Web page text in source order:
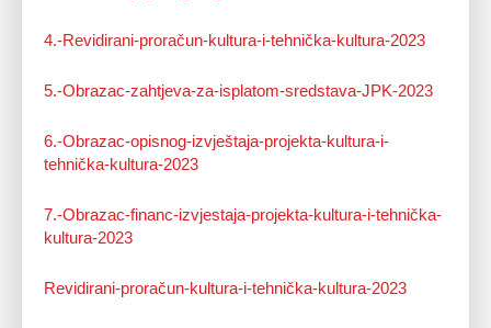
4.-Revidirani-proračun-kultura-i-tehnička-kultura-2023
5.-Obrazac-zahtjeva-za-isplatom-sredstava-JPK-2023
6.-Obrazac-opisnog-izvještaja-projekta-kultura-i-
tehnička-kultura-2023
7.-Obrazac-financ-izvjestaja-projekta-kultura-i-tehnička-
kultura-2023
Revidirani-proračun-kultura-i-tehnička-kultura-2023